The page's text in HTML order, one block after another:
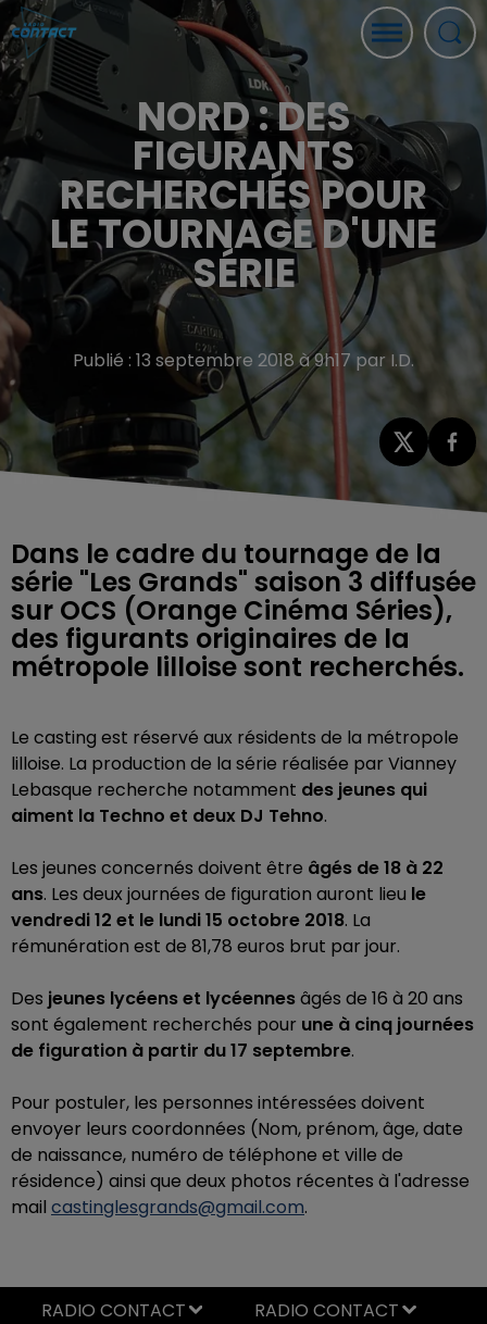
NORD : DES
FIGURANTS
RECHERCHÉS POUR
LE TOURNAGE D'UNE
SÉRIE
Publié : 13 septembre 2018 à 9h17 par I.D.
Dans le cadre du tournage de la
série "Les Grands" saison 3 diffusée
sur OCS (Orange Cinéma Séries),
des figurants originaires de la
métropole lilloise sont recherchés.
Le casting est réservé aux résidents de la métropole
lilloise. La production de la série réalisée par Vianney
Lebasque recherche notamment des jeunes qui
aiment la Techno et deux DJ Tehno.
Les jeunes concernés doivent être âgés de 18 à 22
ans. Les deux journées de figuration auront lieu le
vendredi 12 et le lundi 15 octobre 2018. La
rémunération est de 81,78 euros brut par jour.
Des jeunes lycéens et lycéennesâgés de 16 à 20 ans
sont également recherchés pour une à cinq journées
de figuration à partir du 17 septembre.
Pour postuler, les personnes intéressées doivent
envoyer leurs coordonnées (Nom, prénom, âge, date
de naissance, numéro de téléphone et ville de
résidence) ainsi que deux photos récentes à l'adresse
mail castinglesgrands@gmail.com.
RADIO CONTACT